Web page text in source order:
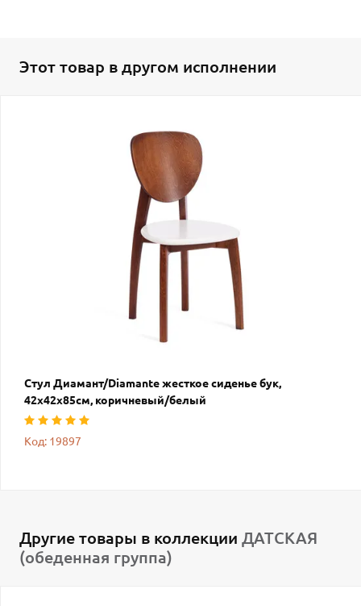
Этот товар в другом исполнении
Стул Диамант/Diamante жесткое сиденье бук,
42х42х85см, коричневый/белый
Код: 19897
Другие товары в коллекции ДАТСКАЯ
(обеденная группа)